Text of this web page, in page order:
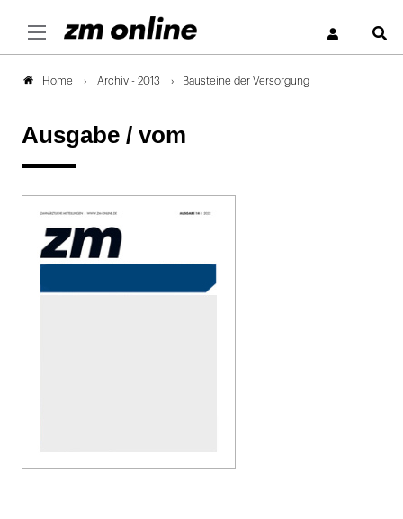
Home Archiv - 2013 Bausteine der Versorgung
Ausgabe / vom